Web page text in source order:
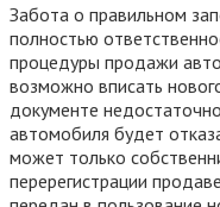
Забота о правильном
полностью
процедуры продажи
возможно вписать
документе
автомобиля будет
может только
перерегистрации